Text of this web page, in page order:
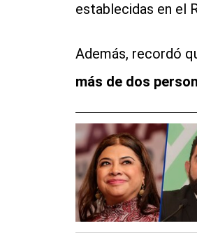
establecidas en el
Además, recordó
más de dos